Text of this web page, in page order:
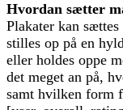
Hvordan sætter
Plakater kan
stilles op på en
eller holdes oppe
det meget an på,
samt hvilken form